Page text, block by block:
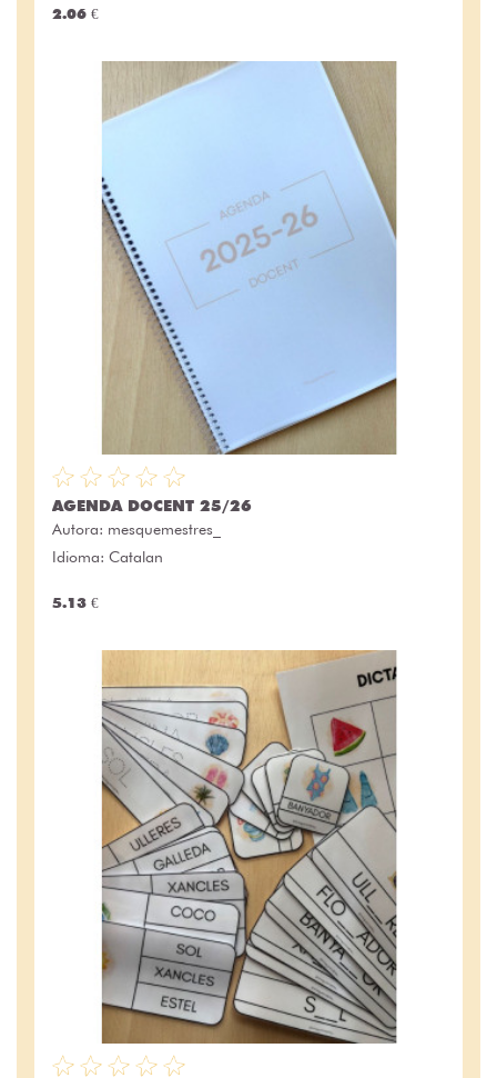
2.06 €
AGENDA DOCENT 25/26
Autora: mesquemestres_
Idioma: Catalan
5.13 €